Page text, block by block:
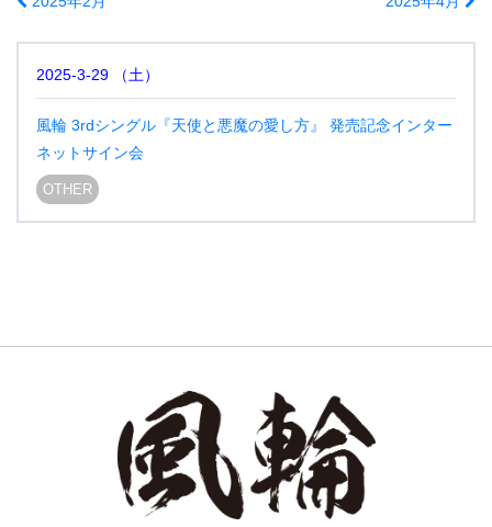
2025-3-29 （土）
風輪 3rdシングル『天使と悪魔の愛し方』 発売記念インター
ネットサイン会
OTHER